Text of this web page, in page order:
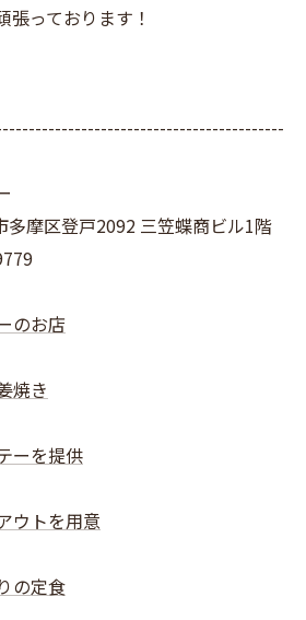
張っております！
多摩区登戸2092 三笠蝶商ビル1階
のお店
焼き
ーを提供
ウトを用意
の定食